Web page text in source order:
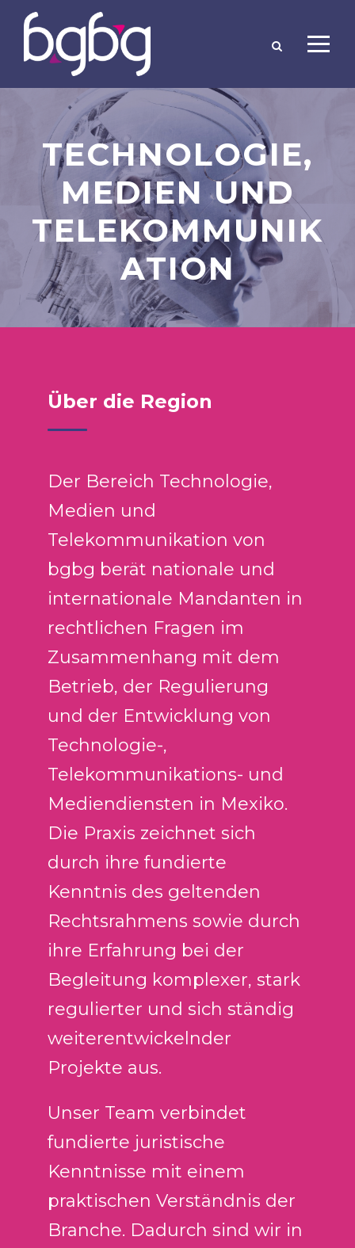
TECHNOLOGIE,
MEDIEN UND
TELEKOMMUNIK
ATION
Über die Region
Der Bereich Technologie,
Medien und
Telekommunikation von
bgbg berät nationale und
internationale Mandanten in
rechtlichen Fragen im
Zusammenhang mit dem
Betrieb, der Regulierung
und der Entwicklung von
Technologie-,
Telekommunikations- und
Mediendiensten in Mexiko.
Die Praxis zeichnet sich
durch ihre fundierte
Kenntnis des geltenden
Rechtsrahmens sowie durch
ihre Erfahrung bei der
Begleitung komplexer, stark
regulierter und sich ständig
weiterentwickelnder
Projekte aus.
Unser Team verbindet
fundierte juristische
Kenntnisse mit einem
praktischen Verständnis der
Branche. Dadurch sind wir in